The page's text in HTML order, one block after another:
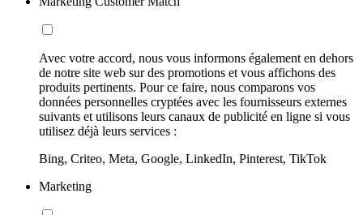
Avec votre accord, nous vous informons également en dehors
de notre site web sur des promotions et vous affichons des
produits pertinents. Pour ce faire, nous comparons vos
données personnelles cryptées avec les fournisseurs externes
suivants et utilisons leurs canaux de publicité en ligne si vous
utilisez déjà leurs services :
Bing, Criteo, Meta, Google, LinkedIn, Pinterest, TikTok
Marketing